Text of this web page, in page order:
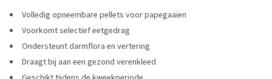
Volledig opneembare pellets voor papegaaien
Voorkomt selectief eetgedrag
Ondersteunt darmflora en vertering
Draagt bij aan een gezond verenkleed